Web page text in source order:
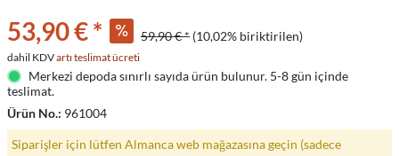
53,90 € * 59,90 € * (10,02% biriktirilen)
dahil KDVartı teslimat ücreti
Merkezi depoda sınırlı sayıda ürün bulunur. 5-8 gün içinde
teslimat.
Ürün No.: 961004
Siparişler için lütfen Almanca web mağazasına geçin (sadece